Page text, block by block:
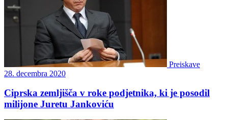
Preiskave
28. decembra 2020
Ciprska zemljišča v roke podjetnika, ki je posodil
milijone Juretu Jankoviću